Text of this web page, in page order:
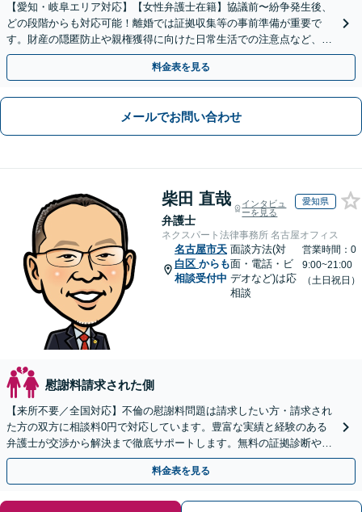
【愛知・岐阜エリア対応】【女性弁護士在籍】協議前〜紛争発生後、
どの段階からも対応可能！離婚では証拠収集等の事前準備が重要で
す。財産の隠匿防止や親権獲得に向けた日常生活での注意点など、フ
ェーズに応じたアドバイスを提供します【子連れの相談OK】
料金表を見る
メールでお問い合わせ
柴田 直哉
弁護士
インタビュ
ーを見る
愛知県
ネクスパート法律事務所 名古屋オフィス
名古屋市天
白区 からも
相談受付中
面談方法(対
面・電話・ビ
デオなど)は応
相談
営業時間：0
9:00~21:00
（土日祝日）
慰謝料請求された側
【来所不要／全国対応】不倫の慰謝料問題は請求したい方・請求され
た方の双方に相談料0円で対応しています。豊富な実績と経験のある
弁護士が交渉から解決まで徹底サポートします。無料の証拠診断や着
手金の返還保証もありますので安心してご相談ください。
料金表を見る